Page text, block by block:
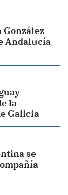
González
Andalucía
la
Galicia
se